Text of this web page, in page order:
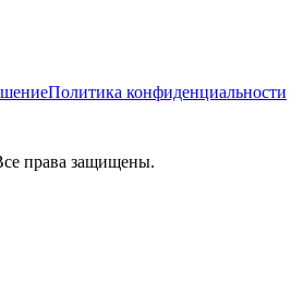
Политика конфиденциальности
права защищены.